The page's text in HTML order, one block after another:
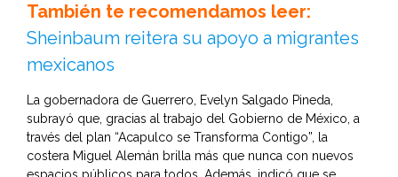
También te recomendamos leer:
Sheinbaum reitera su apoyo a migrantes
mexicanos
La gobernadora de Guerrero, Evelyn Salgado Pineda,
subrayó que, gracias al trabajo del Gobierno de México, a
través del plan “Acapulco se Transforma Contigo”, la
costera Miguel Alemán brilla más que nunca con nuevos